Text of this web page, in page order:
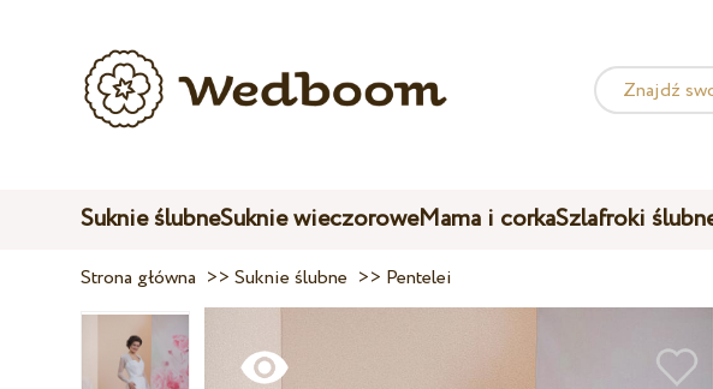
Suknie ślubneSuknie wieczoroweMama i corkaSzlafroki
Strona główna >>Suknie ślubne >> Pentelei